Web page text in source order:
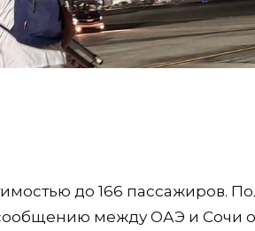
до 166 пассажиров.
между ОАЭ и Сочи